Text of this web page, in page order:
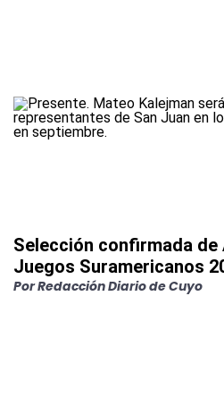
Selección confirmada
Juegos Suramericanos
PorRedacción Diario de Cuyo